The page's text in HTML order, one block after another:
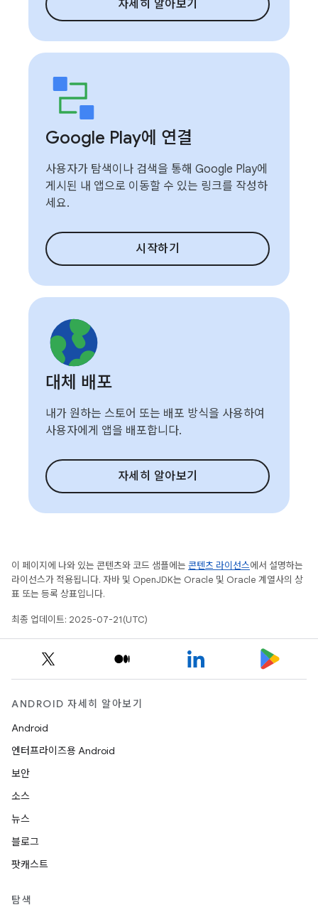
자세히 알아보기
Google Play에 연결
사용자가 탐색이나 검색을 통해 Google Play에
게시된 내 앱으로 이동할 수 있는 링크를 작성하
세요.
시작하기
대체 배포
내가 원하는 스토어 또는 배포 방식을 사용하여
사용자에게 앱을 배포합니다.
자세히 알아보기
이 페이지에 나와 있는 콘텐츠와 코드 샘플에는 콘텐츠 라이선스에서 설명하는
라이선스가 적용됩니다. 자바 및 OpenJDK는 Oracle 및 Oracle 계열사의 상
표 또는 등록 상표입니다.
최종 업데이트: 2025-07-21(UTC)
ANDROID 자세히 알아보기
Android
엔터프라이즈용 Android
보안
소스
뉴스
블로그
팟캐스트
탐색